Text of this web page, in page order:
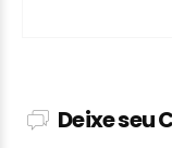
Deixe seu